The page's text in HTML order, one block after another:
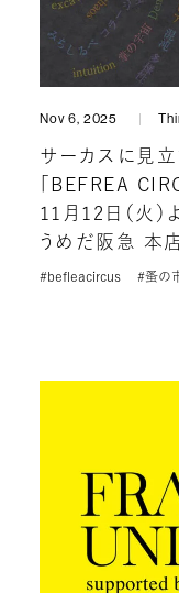
Nov 6, 2025
サーカスに見
「BEFREA
11月12日（火）
うめだ阪急 本
#befleacircus #蚤の